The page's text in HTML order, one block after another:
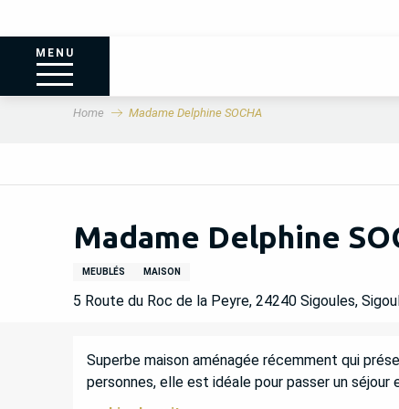
MENU
Home Madame Delphine SOCHA
Madame Delphine
MEUBLÉS MAISON
5 Route du Roc de la Peyre, 24240 Sigoules,
DESCRIPTION
Superbe maison aménagée récemment qui
personnes, elle est idéale pour passer un séjour